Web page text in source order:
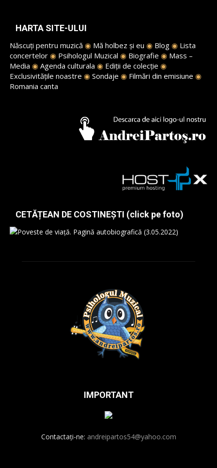
HARTA SITE-ULUI
Născuți pentru muzică ◉ Mă holbez și eu ◉ Blog ◉ Lista
concertelor ◉ Psihologul Muzical ◉ Biografie ◉ Mass –
Media ◉ Agenda culturala ◉ Ediții de colecție ◉
Exclusivitățile noastre ◉ Sondaje ◉ Filmări din emisiune ◉
Romania canta
CETĂȚEAN DE COSTINEȘTI (click pe foto)
IMPORTANT
Contactați-ne: andreipartos54@yahoo.com